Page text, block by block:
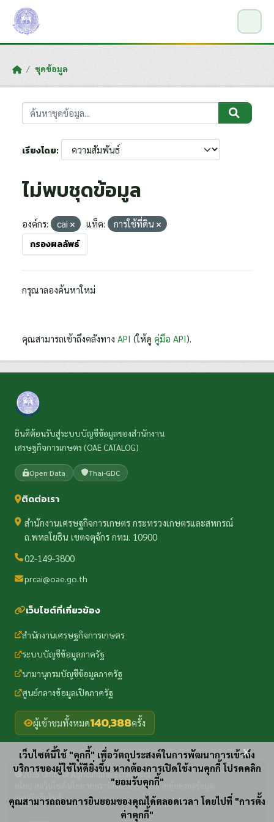
Skip to main content
ชุดข้อมูล
เรียงโดย
ไม่พบชุดข้อมูล
องค์กร: cai แท็ค: การใช้ที่ดิน
กรองผลลัพธ์
กรุณาลองค้นหาใหม่
คุณสามารถเข้าถึงคลังทาง API (ให้ดู คู่มือ API).
ยินดีต้อนรับสู่ระบบบัญชีข้อมูลของสำนักงาน
เศรษฐกิจการเกษตร (OAE CATALOG)
Open Data Thai-GDC
ติดต่อเรา
สำนักงานเศรษฐกิจการเกษตร กระทรวงเกษตรและสหกรณ์
ถ.พหลโยธิน เขตจตุจักร กทม. 10900
02-149-3800
prcai@oae.go.th
เว็บไซต์ที่เกี่ยวข้อง
สำนักงานเศรษฐกิจการเกษตร
ระบบบัญชีข้อมูลภาครัฐ
นามานุกรมบัญชีข้อมูลภาครัฐ
ศูนย์กลางข้อมูลเปิดภาครัฐ
ผู้เข้าชมทั้งหมด140,388ครั้ง
2025 Office of Agricultural Economics
นโยบายความปลอดภัย·นโยบายคุ้มครองข้อมูล
แผนผังเว็บไซต์
เว็บไซต์นี้ใช้ "คุกกี้" เพื่อวัตถุประสงค์ในการพัฒนาการเข้าถึง
บริการของผู้ใช้ให้ดียิ่งขึ้น หากต้องการเปิดใช้งานคุกกี้ โปรดคลิก
"ยอมรับคุกกี้"
คุณสามารถถอนการยินยอมของคุณได้ตลอดเวลา โดยไปที่ "การตั้ง
ค่าคุกกี้"
x